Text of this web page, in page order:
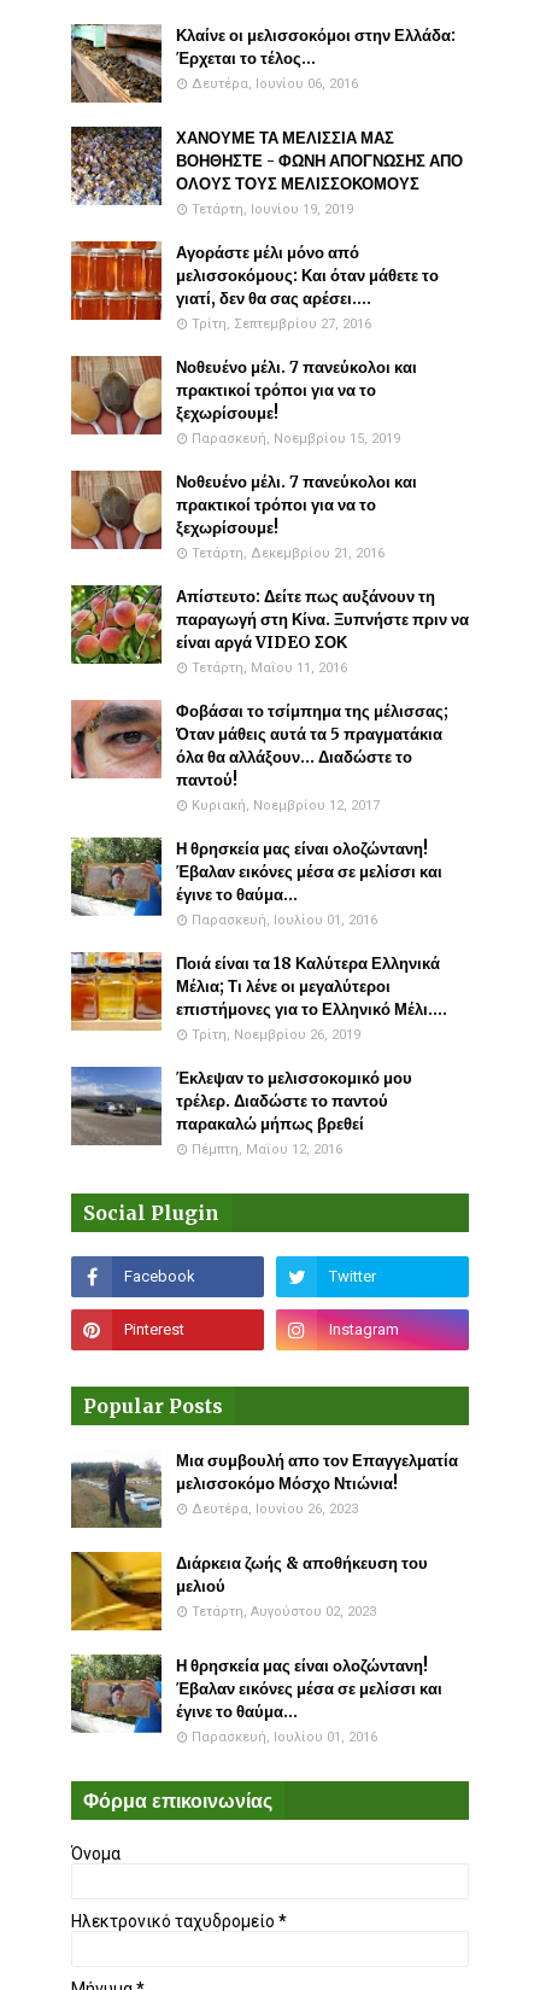
Κλαίνε οι μελισσοκόμοι στην Ελλάδα:
Έρχεται το τέλος...
Δευτέρα, Ιουνίου 06, 2016
ΧΑΝΟΥΜΕ ΤΑ ΜΕΛΙΣΣΙΑ ΜΑΣ
ΒΟΗΘΗΣΤΕ - ΦΩΝΗ ΑΠΟΓΝΩΣΗΣ ΑΠΟ
ΟΛΟΥΣ ΤΟΥΣ ΜΕΛΙΣΣΟΚΟΜΟΥΣ
Τετάρτη, Ιουνίου 19, 2019
Αγοράστε μέλι μόνο από
μελισσοκόμους: Και όταν μάθετε το
γιατί, δεν θα σας αρέσει....
Τρίτη, Σεπτεμβρίου 27, 2016
Νοθευένο μέλι. 7 πανεύκολοι και
πρακτικοί τρόποι για να το
ξεχωρίσουμε!
Παρασκευή, Νοεμβρίου 15, 2019
Νοθευένο μέλι. 7 πανεύκολοι και
πρακτικοί τρόποι για να το
ξεχωρίσουμε!
Τετάρτη, Δεκεμβρίου 21, 2016
Απίστευτο: Δείτε πως αυξάνουν τη
παραγωγή στη Κίνα. Ξυπνήστε πριν να
είναι αργά VIDEO ΣΟΚ
Τετάρτη, Μαΐου 11, 2016
Φοβάσαι το τσίμπημα της μέλισσας;
Όταν μάθεις αυτά τα 5 πραγματάκια
όλα θα αλλάξουν... Διαδώστε το
παντού!
Κυριακή, Νοεμβρίου 12, 2017
Η θρησκεία μας είναι ολοζώντανη!
Έβαλαν εικόνες μέσα σε μελίσσι και
έγινε το θαύμα...
Παρασκευή, Ιουλίου 01, 2016
Ποιά είναι τα 18 Καλύτερα Ελληνικά
Μέλια; Τι λένε οι μεγαλύτεροι
επιστήμονες για το Ελληνικό Μέλι....
Τρίτη, Νοεμβρίου 26, 2019
Έκλεψαν το μελισσοκομικό μου
τρέλερ. Διαδώστε το παντού
παρακαλώ μήπως βρεθεί
Πέμπτη, Μαΐου 12, 2016
Social Plugin
Popular Posts
Μια συμβουλή απο τον Επαγγελματία
μελισσοκόμο Μόσχο Ντιώνια!
Δευτέρα, Ιουνίου 26, 2023
Διάρκεια ζωής & αποθήκευση του
μελιού
Τετάρτη, Αυγούστου 02, 2023
Η θρησκεία μας είναι ολοζώντανη!
Έβαλαν εικόνες μέσα σε μελίσσι και
έγινε το θαύμα...
Παρασκευή, Ιουλίου 01, 2016
Φόρμα επικοινωνίας
Όνομα
Ηλεκτρονικό ταχυδρομείο *